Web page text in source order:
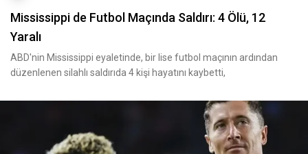
Mississippi de Futbol Maçında Saldırı: 4 Ölü, 12
Yaralı
ABD'nin Mississippi eyaletinde, bir lise futbol maçının ardından
düzenlenen silahlı saldırıda 4 kişi hayatını kaybetti,